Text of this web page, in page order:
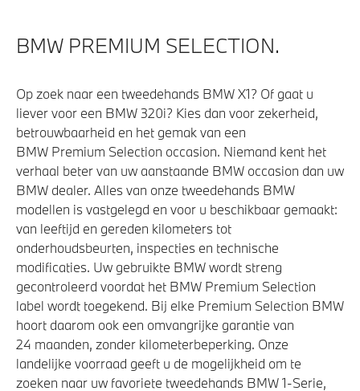
BMW PREMIUM SELECTION.
Op zoek naar een tweedehands BMW X1? Of gaat u
liever voor een BMW 320i? Kies dan voor zekerheid,
betrouwbaarheid en het gemak van een
BMW Premium Selection occasion. Niemand kent het
verhaal beter van uw aanstaande BMW occasion dan uw
BMW dealer. Alles van onze tweedehands BMW
modellen is vastgelegd en voor u beschikbaar gemaakt:
van leeftijd en gereden kilometers tot
onderhoudsbeurten, inspecties en technische
modificaties. Uw gebruikte BMW wordt streng
gecontroleerd voordat het BMW Premium Selection
label wordt toegekend. Bij elke Premium Selection BMW
hoort daarom ook een omvangrijke garantie van
24 maanden, zonder kilometerbeperking. Onze
landelijke voorraad geeft u de mogelijkheid om te
zoeken naar uw favoriete tweedehands BMW 1-Serie,